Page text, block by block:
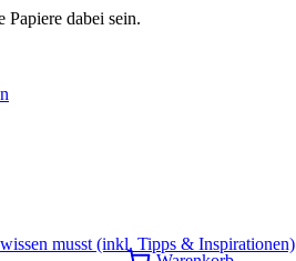
musst (inkl. Tipps & Inspirationen)
dabei sein.